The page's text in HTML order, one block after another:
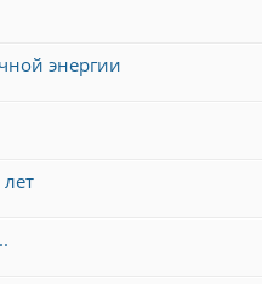
энергии